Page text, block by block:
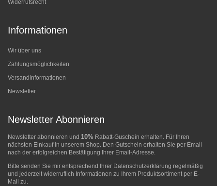
Widerrufsrecht
Informationen
Wir über uns
Zahlungsmöglichkeiten
Versandinformationen
Newsletter
Newsletter Abonnieren
Newsletter abonnieren und 10% Rabatt-Guschein erhalten. Für Ihren
nächsten Einkauf in unserem Shop. Den Gutschein erhalten Sie per Email
nach der erfolgreichen Bestätigung Ihrer Email-Adresse.
Bitte senden Sie mir entsprechend Ihrer Datenschutzerklärung regelmäßig
und jederzeit widerruflich Informationen zu Ihrem Produktsortiment per E-
Mail zu.